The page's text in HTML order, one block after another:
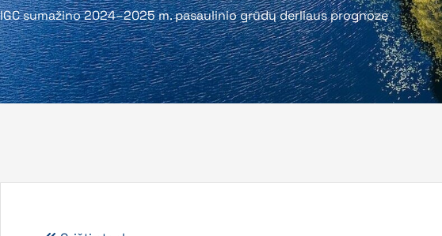
IGC sumažino 2024–2025 m. pasaulinio grūdų derliaus prognozę